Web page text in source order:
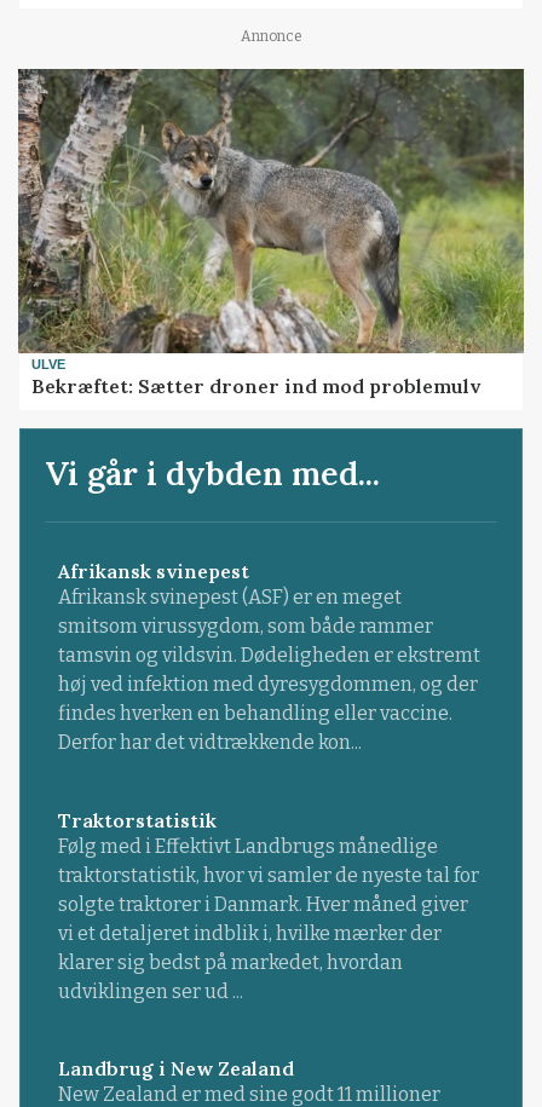
Annonce
ULVE
Bekræftet: Sætter droner ind mod problemulv
Vi går i dybden med...
Afrikansk svinepest
Afrikansk svinepest (ASF) er en meget
smitsom virussygdom, som både rammer
tamsvin og vildsvin. Dødeligheden er ekstremt
høj ved infektion med dyresygdommen, og der
findes hverken en behandling eller vaccine.
Derfor har det vidtrækkende kon...
Traktorstatistik
Følg med i Effektivt Landbrugs månedlige
traktorstatistik, hvor vi samler de nyeste tal for
solgte traktorer i Danmark. Hver måned giver
vi et detaljeret indblik i, hvilke mærker der
klarer sig bedst på markedet, hvordan
udviklingen ser ud ...
Landbrug i New Zealand
New Zealand er med sine godt 11 millioner